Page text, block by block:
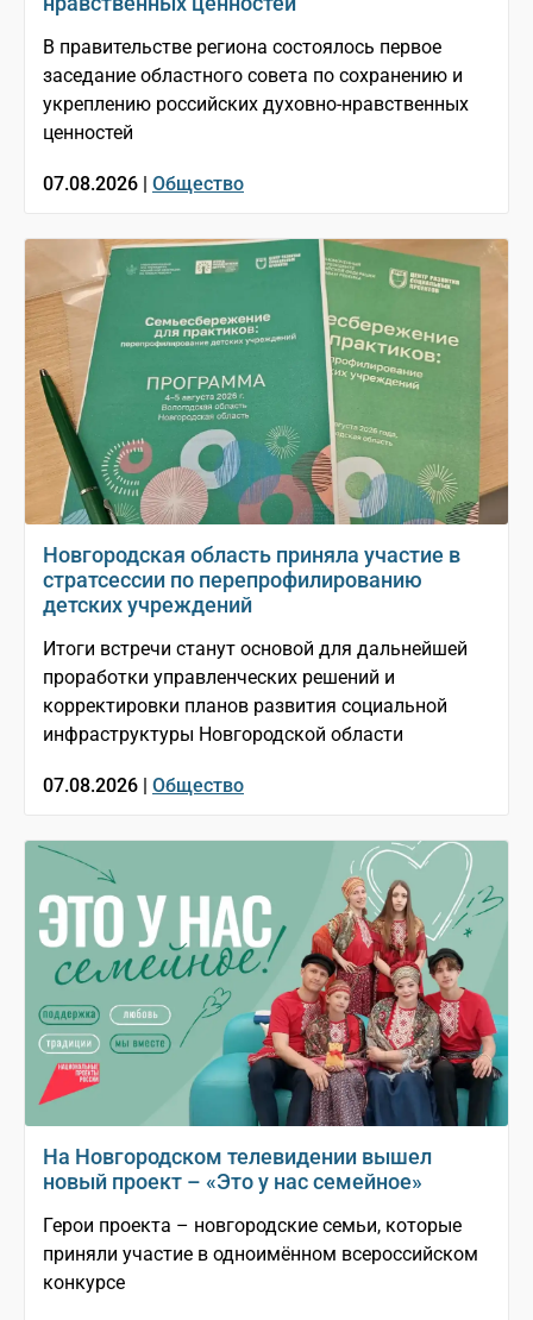
В правительстве региона состоялось первое
заседание областного совета по сохранению и
укреплению российских духовно-нравственных
ценностей
07.08.2026 | Общество
Новгородская область приняла участие в
стратсессии по перепрофилированию
детских учреждений
Итоги встречи станут основой для дальнейшей
проработки управленческих решений и
корректировки планов развития социальной
инфраструктуры Новгородской области
07.08.2026 | Общество
На Новгородском телевидении вышел
новый проект – «Это у нас семейное»
Герои проекта – новгородские семьи, которые
приняли участие в одноимённом всероссийском
конкурсе